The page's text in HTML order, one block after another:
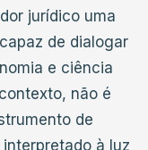
jurídico uma
de dialogar
e ciência
não é
de
à luz